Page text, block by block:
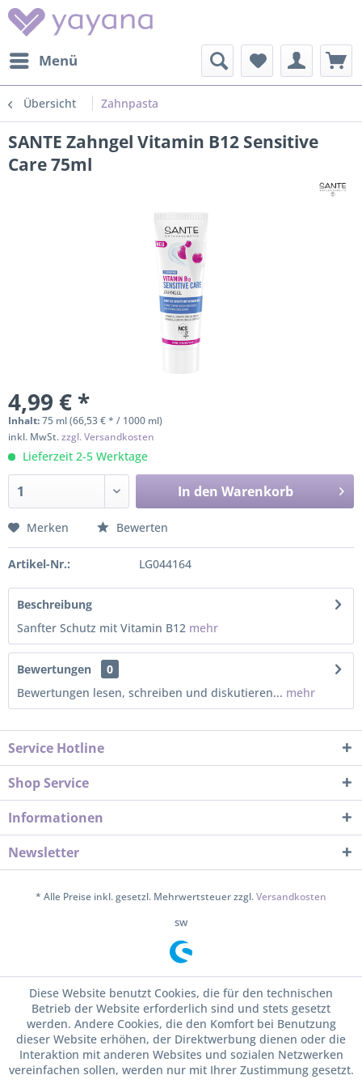
Menü
Übersicht Zahnpasta
SANTE Zahngel Vitamin B12 Sensitive
Care 75ml
4,99 € *
Inhalt:75 ml (66,53 € * / 1000 ml)
inkl. MwSt.zzgl. Versandkosten
Lieferzeit 2-5 Werktage
In den Warenkorb
Merken Bewerten
Artikel-Nr.: LG044164
Beschreibung
Sanfter Schutz mit Vitamin B12 mehr
Bewertungen
0
Bewertungen lesen, schreiben und diskutieren... mehr
Service Hotline
Shop Service
Informationen
Newsletter
* Alle Preise inkl. gesetzl. Mehrwertsteuer zzgl.Versandkosten
sw
Diese Website benutzt Cookies, die für den technischen
Betrieb der Website erforderlich sind und stets gesetzt
werden. Andere Cookies, die den Komfort bei Benutzung
dieser Website erhöhen, der Direktwerbung dienen oder die
Interaktion mit anderen Websites und sozialen Netzwerken
vereinfachen sollen, werden nur mit Ihrer Zustimmung gesetzt.